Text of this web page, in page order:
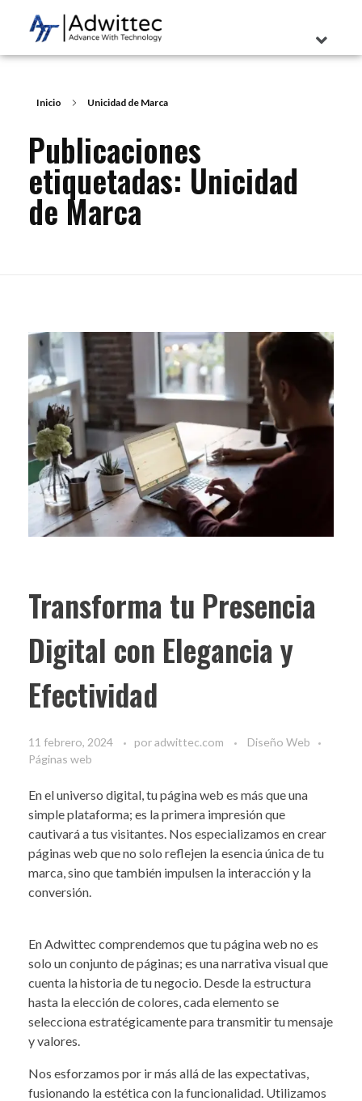
Inicio Unicidad de Marca
Publicaciones
etiquetadas: Unicidad
de Marca
Transforma tu Presencia
Digital con Elegancia y
Efectividad
11 febrero, 2024 poradwittec.com
Diseño Web
Páginas web
En el universo digital, tu página web es más que una
simple plataforma; es la primera impresión que
cautivará a tus visitantes. Nos especializamos en crear
páginas web que no solo reflejen la esencia única de tu
marca, sino que también impulsen la interacción y la
conversión.
En Adwittec comprendemos que tu página web no es
solo un conjunto de páginas; es una narrativa visual que
cuenta la historia de tu negocio. Desde la estructura
hasta la elección de colores, cada elemento se
selecciona estratégicamente para transmitir tu mensaje
y valores.
Nos esforzamos por ir más allá de las expectativas,
fusionando la estética con la funcionalidad. Utilizamos